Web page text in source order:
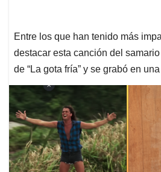
Entre los que han tenido más
destacar esta canción del
de “La gota fría” y se grabó en